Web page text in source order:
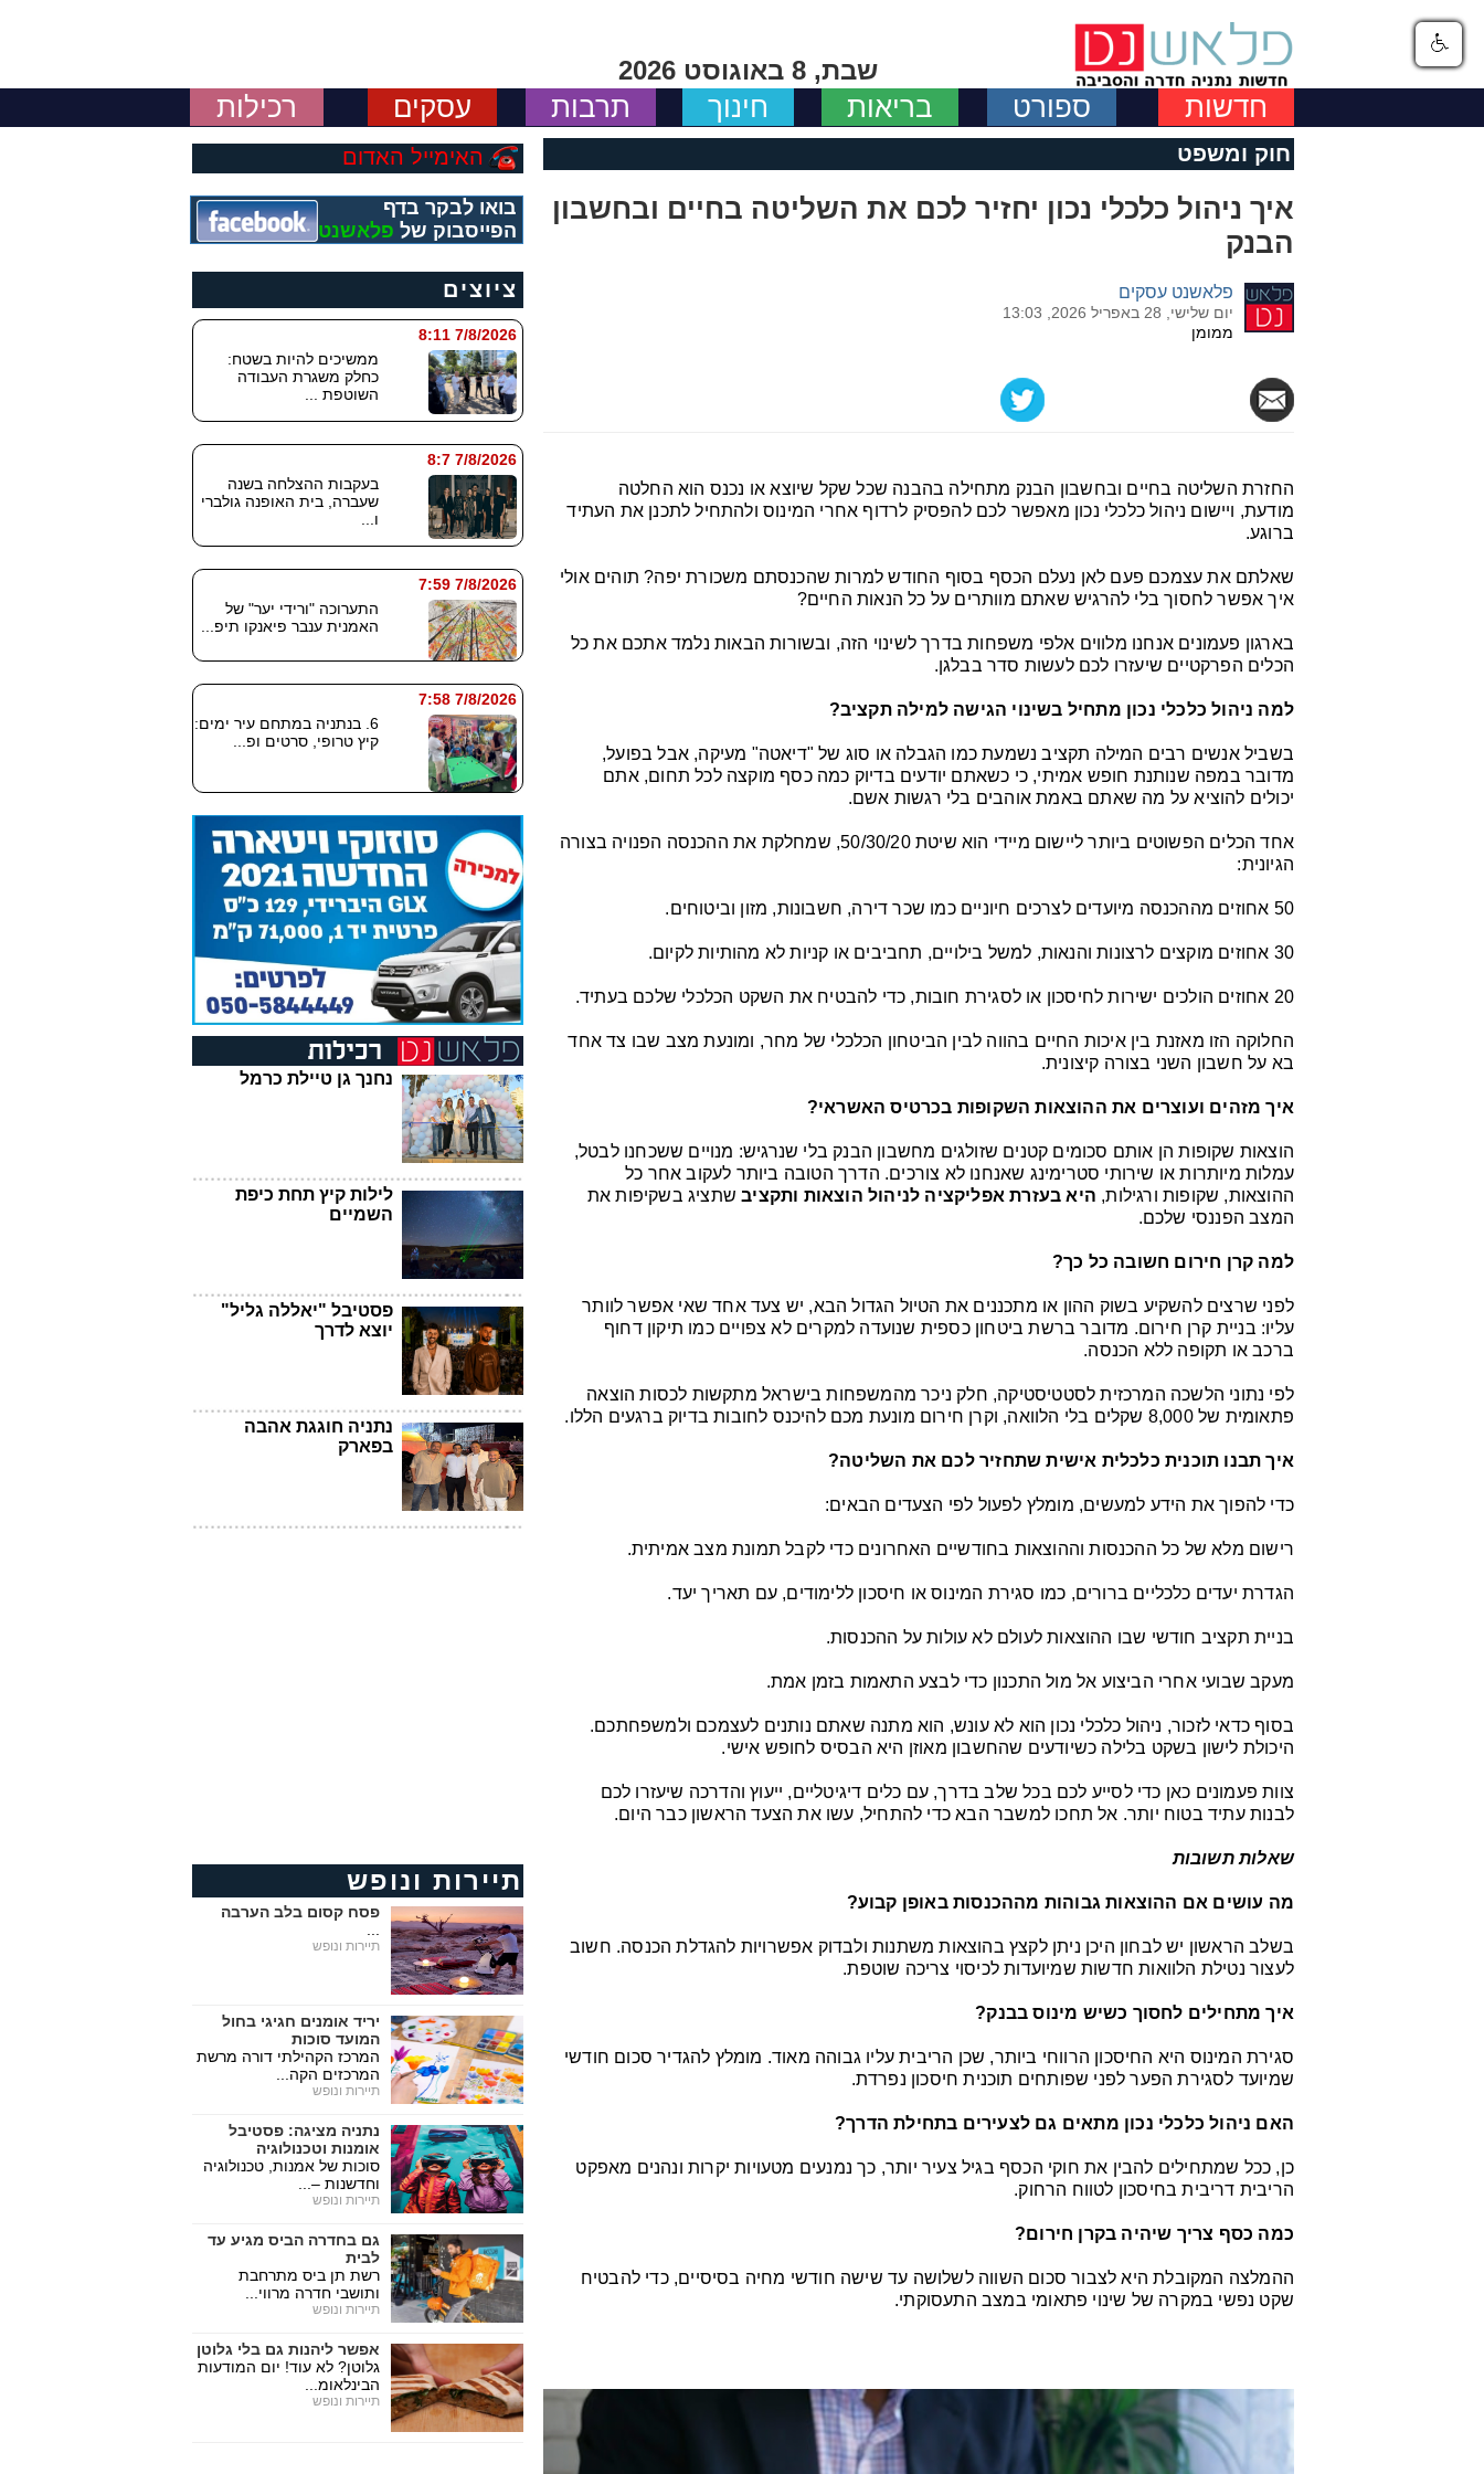
שבת, 8 באוגוסט 2026
חדשות ספורט בריאות חינוך תרבות עסקים רכילות
חוק ומשפט
איך ניהול כלכלי נכון יחזיר לכם את השליטה בחיים ובחשבון
הבנק
פלאשנט עסקים
יום שלישי, 28 באפריל 2026, 13:03
ממומן
החזרת השליטה בחיים ובחשבון הבנק מתחילה בהבנה שכל שקל שיוצא או נכנס הוא החלטה
מודעת, ויישום ניהול כלכלי נכון מאפשר לכם להפסיק לרדוף אחרי המינוס ולהתחיל לתכנן את העתיד
ברוגע.
שאלתם את עצמכם פעם לאן נעלם הכסף בסוף החודש למרות שהכנסתם משכורת יפה? תוהים אולי
איך אפשר לחסוך בלי להרגיש שאתם מוותרים על כל הנאות החיים?
בארגון פעמונים אנחנו מלווים אלפי משפחות בדרך לשינוי הזה, ובשורות הבאות נלמד אתכם את כל
הכלים הפרקטיים שיעזרו לכם לעשות סדר בבלגן.
למה ניהול כלכלי נכון מתחיל בשינוי הגישה למילה תקציב?
בשביל אנשים רבים המילה תקציב נשמעת כמו הגבלה או סוג של "דיאטה" מעיקה, אבל בפועל,
מדובר במפה שנותנת חופש אמיתי, כי כשאתם יודעים בדיוק כמה כסף מוקצה לכל תחום, אתם
יכולים להוציא על מה שאתם באמת אוהבים בלי רגשות אשם.
אחד הכלים הפשוטים ביותר ליישום מיידי הוא שיטת 50/30/20, שמחלקת את ההכנסה הפנויה בצורה
הגיונית:
50 אחוזים מההכנסה מיועדים לצרכים חיוניים כמו שכר דירה, חשבונות, מזון וביטוחים.
30 אחוזים מוקצים לרצונות והנאות, למשל בילויים, תחביבים או קניות לא מהותיות לקיום.
20 אחוזים הולכים ישירות לחיסכון או לסגירת חובות, כדי להבטיח את השקט הכלכלי שלכם בעתיד.
החלוקה הזו מאזנת בין איכות החיים בהווה לבין הביטחון הכלכלי של מחר, ומונעת מצב שבו צד אחד
בא על חשבון השני בצורה קיצונית.
איך מזהים ועוצרים את ההוצאות השקופות בכרטיס האשראי?
הוצאות שקופות הן אותם סכומים קטנים שזולגים מחשבון הבנק בלי שנרגיש: מנויים ששכחנו לבטל,
עמלות מיותרות או שירותי סטרימינג שאנחנו לא צורכים. הדרך הטובה ביותר לעקוב אחר כל
ההוצאות, שקופות ורגילות, היא בעזרת אפליקציה לניהול הוצאות ותקציב שתציג בשקיפות את
המצב הפננסי שלכם.
למה קרן חירום חשובה כל כך?
לפני שרצים להשקיע בשוק ההון או מתכננים את הטיול הגדול הבא, יש צעד אחד שאי אפשר לוותר
עליו: בניית קרן חירום. מדובר ברשת ביטחון כספית שנועדה למקרים לא צפויים כמו תיקון דחוף
ברכב או תקופה ללא הכנסה.
לפי נתוני הלשכה המרכזית לסטטיסטיקה, חלק ניכר מהמשפחות בישראל מתקשות לכסות הוצאה
פתאומית של 8,000 שקלים בלי הלוואה, וקרן חירום מונעת מכם להיכנס לחובות בדיוק ברגעים הללו.
איך תבנו תוכנית כלכלית אישית שתחזיר לכם את השליטה?
כדי להפוך את הידע למעשים, מומלץ לפעול לפי הצעדים הבאים:
רישום מלא של כל ההכנסות וההוצאות בחודשיים האחרונים כדי לקבל תמונת מצב אמיתית.
הגדרת יעדים כלכליים ברורים, כמו סגירת המינוס או חיסכון ללימודים, עם תאריך יעד.
בניית תקציב חודשי שבו ההוצאות לעולם לא עולות על ההכנסות.
מעקב שבועי אחרי הביצוע אל מול התכנון כדי לבצע התאמות בזמן אמת.
בסוף כדאי לזכור, ניהול כלכלי נכון הוא לא עונש, הוא מתנה שאתם נותנים לעצמכם ולמשפחתכם.
היכולת לישון בשקט בלילה כשיודעים שהחשבון מאוזן היא הבסיס לחופש אישי.
צוות פעמונים כאן כדי לסייע לכם בכל שלב בדרך, עם כלים דיגיטליים, ייעוץ והדרכה שיעזרו לכם
לבנות עתיד בטוח יותר. אל תחכו למשבר הבא כדי להתחיל, עשו את הצעד הראשון כבר היום.
שאלות תשובות
מה עושים אם ההוצאות גבוהות מההכנסות באופן קבוע?
בשלב הראשון יש לבחון היכן ניתן לקצץ בהוצאות משתנות ולבדוק אפשרויות להגדלת הכנסה. חשוב
לעצור נטילת הלוואות חדשות שמיועדות לכיסוי צריכה שוטפת.
איך מתחילים לחסוך כשיש מינוס בבנק?
סגירת המינוס היא החיסכון הרווחי ביותר, שכן הריבית עליו גבוהה מאוד. מומלץ להגדיר סכום חודשי
שמיועד לסגירת הפער לפני שפותחים תוכנית חיסכון נפרדת.
האם ניהול כלכלי נכון מתאים גם לצעירים בתחילת הדרך?
כן, ככל שמתחילים להבין את חוקי הכסף בגיל צעיר יותר, כך נמנעים מטעויות יקרות ונהנים מאפקט
הריבית דריבית בחיסכון לטווח הרחוק.
כמה כסף צריך שיהיה בקרן חירום?
ההמלצה המקובלת היא לצבור סכום השווה לשלושה עד שישה חודשי מחיה בסיסיים, כדי להבטיח
שקט נפשי במקרה של שינוי פתאומי במצב התעסוקתי.
האימייל האדום
בואו לבקר בדף
הפייסבוק של פלאשנט
ציוצים
7/8/2026 8:11
ממשיכים להיות בשטח:
כחלק משגרת העבודה
השוטפת ...
7/8/2026 8:7
בעקבות ההצלחה בשנה
שעברה, בית האופנה גולברי
ו...
7/8/2026 7:59
התערוכה "ורידי יער" של
האמנית ענבר פיאנקו תיפ...
7/8/2026 7:58
6. בנתניה במתחם עיר ימים:
קיץ טרופי, סרטים ופ...
נחנך גן טיילת כרמל
לילות קיץ תחת כיפת
השמיים
פסטיבל "יאללה גליל"
יוצא לדרך
נתניה חוגגת אהבה
בפארק
תיירות ונופש
פסח קסום בלב הערבה
תיירות ונופש
יריד אומנים חגיגי בחול
המועד סוכות
המרכז הקהילתי דורה מרשת
המרכזים הקה...
תיירות ונופש
נתניה מציגה: פסטיבל
אומנות וטכנולוגיה
סוכות של אמנות, טכנולוגיה
וחדשנות –...
תיירות ונופש
גם בחדרה הביס מגיע עד
לבית
רשת תן ביס מתרחבת
ותושבי חדרה מרווי...
תיירות ונופש
אפשר ליהנות גם בלי גלוטן
גלוטן? לא עוד! יום המודעות
הבינלאומ...
תיירות ונופש